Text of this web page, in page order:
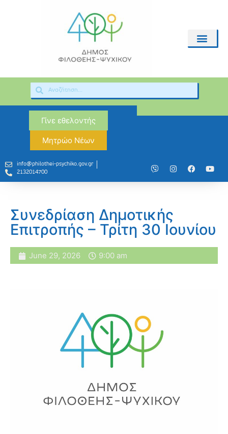
Γίνε εθελοντής
Μητρώο Νέων
info@philothei-psychiko.gov.gr
2132014700
Συνεδρίαση Δημοτικής
Επιτροπής – Τρίτη 30 Ιουνίου
June 29, 2026 9:00 am